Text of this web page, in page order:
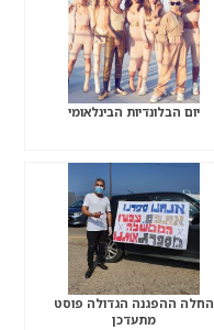
יום הבלונדיות הבינלאומי
החלה ההפגנה הגדולה פוסט
מתעדכן